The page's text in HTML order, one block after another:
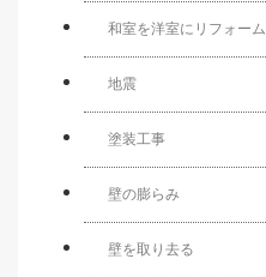
和室を洋室にリフォーム
地震
塗装工事
壁の膨らみ
壁を取り去る